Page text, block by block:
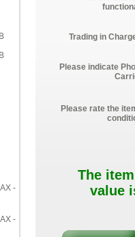
-
-
Trading in
Please indicate
Please rate the
The
value